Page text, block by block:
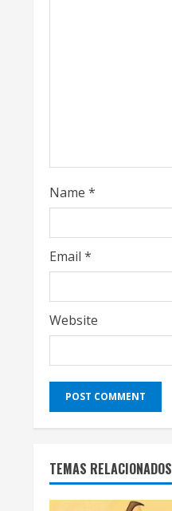
d
i
n
g
Name *
Email *
Website
TEMAS RELACIONADOS